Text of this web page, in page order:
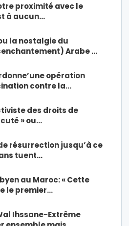
proximité avec le
à aucun…
la nostalgie du
Arabe …
opération
contre la…
des droits de
» ou…
résurrection jusqu’à ce
tuent…
au Maroc: « Cette
le premier…
Ihssane-Extrême